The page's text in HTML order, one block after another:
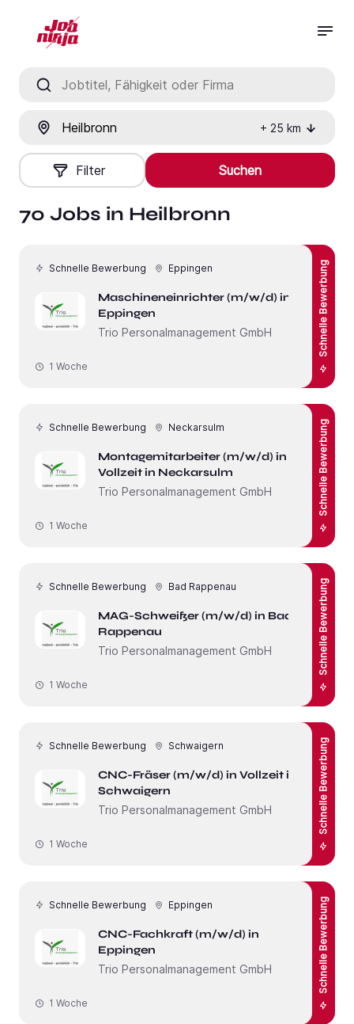
+ 25 km
Filter Suchen
70 Jobs in Heilbronn
Schnelle Bewerbung Eppingen
Maschineneinrichter (m/w/d) in
Eppingen
Trio Personalmanagement GmbH
Schnelle Bewerbung
1 Woche
Schnelle Bewerbung Neckarsulm
Montagemitarbeiter (m/w/d) in
Vollzeit in Neckarsulm
Trio Personalmanagement GmbH
Schnelle Bewerbung
1 Woche
Schnelle Bewerbung Bad Rappenau
MAG-Schweißer (m/w/d) in Bad
Rappenau
Trio Personalmanagement GmbH
Schnelle Bewerbung
1 Woche
Schnelle Bewerbung Schwaigern
CNC-Fräser (m/w/d) in Vollzeit in
Schwaigern
Trio Personalmanagement GmbH
Schnelle Bewerbung
1 Woche
Schnelle Bewerbung Eppingen
CNC-Fachkraft (m/w/d) in
Eppingen
Trio Personalmanagement GmbH
Schnelle Bewerbung
1 Woche